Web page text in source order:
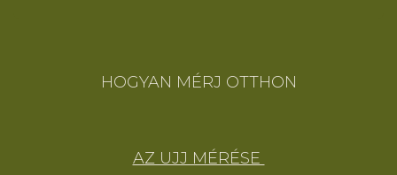
HOGYAN MÉRJ OTTHON
AZ UJJ MÉRÉSE